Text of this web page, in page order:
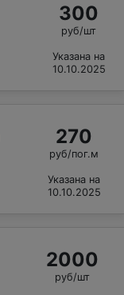
300
руб/шт
Указана на
10.10.2025
270
руб/пог.м
Указана на
10.10.2025
2000
руб/шт